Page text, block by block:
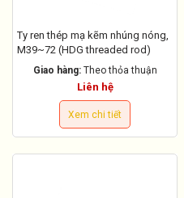
Ty ren thép mạ kẽm nhúng nóng,
M39~72 (HDG threaded rod)
Giao hàng: Theo thỏa thuận
Liên hệ
Xem chi tiết